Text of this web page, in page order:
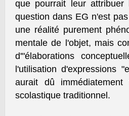
que pourrait leur
question dans EG n'est
une réalité purement
mentale de l'objet, mais
d'"élaborations
l'utilisation d'expressions
aurait dû
scolastique traditionnel.